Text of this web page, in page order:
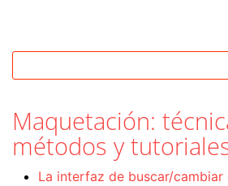
Maquetación:
métodos y
La interfaz de buscar/cambiar